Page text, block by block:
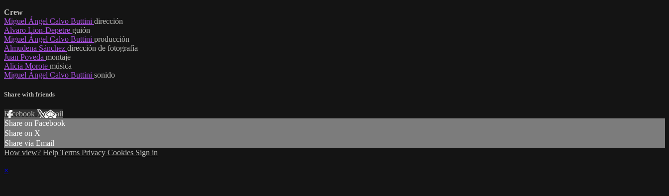
Crew
Miguel Ángel Calvo Buttini dirección
Alvaro Lion-Depetre guión
Miguel Ángel Calvo Buttini producción
Almudena Sánchez dirección de fotografía
Juan Poveda montaje
Alicia Morote música
Miguel Ángel Calvo Buttini sonido
Share with friends
Facebook XEmail
Share on Facebook
Share on X
Share via Email
How view? Help Terms Privacy Cookies Sign in
×